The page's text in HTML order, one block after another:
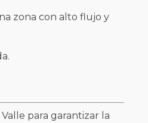
zona con alto flujo y
para garantizar la